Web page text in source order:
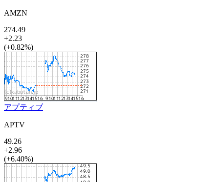
AMZN
274.49
+2.23
(+0.82%)
アプティブ
APTV
49.26
+2.96
(+6.40%)